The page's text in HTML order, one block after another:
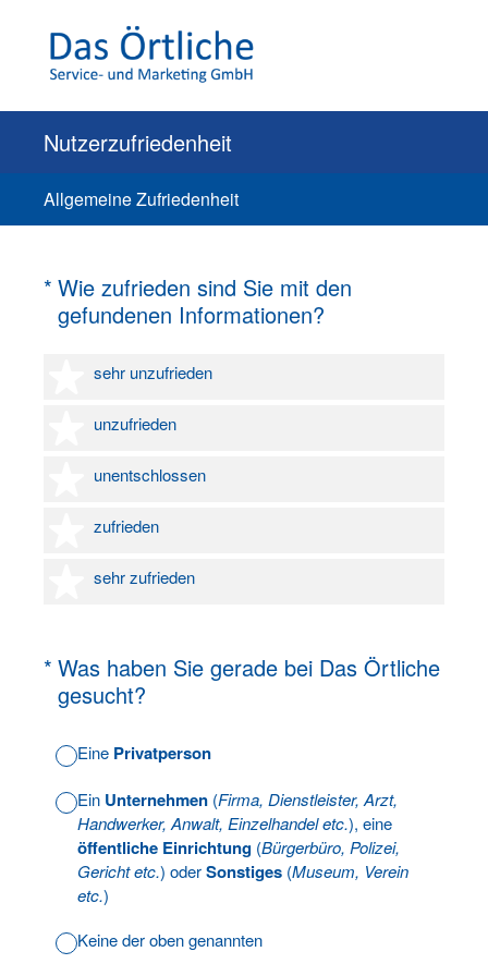
Nutzerzufriedenheit
Allgemeine Zufriedenheit
* Wie zufrieden sind Sie mit den
gefundenen Informationen?
(Erforderlich.)
sehr unzufrieden
1 Stern
unzufrieden
2 Sterne
unentschlossen
3 Sterne
zufrieden
4 Sterne
sehr zufrieden
5 Sterne
* Was haben Sie gerade bei Das Örtliche
gesucht?
(Erforderlich.)
Eine Privatperson
Ein Unternehmen (Firma, Dienstleister, Arzt,
Handwerker, Anwalt, Einzelhandel etc.), eine
öffentliche Einrichtung (Bürgerbüro, Polizei,
Gericht etc.) oderSonstiges (Museum, Verein
etc.)
Keine der oben genannten